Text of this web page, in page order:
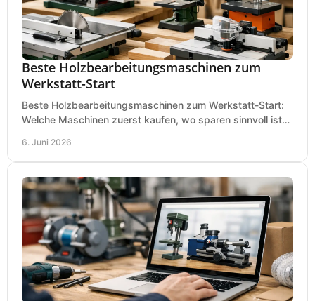
Beste Holzbearbeitungsmaschinen zum
Werkstatt-Start
Beste Holzbearbeitungsmaschinen zum Werkstatt-Start:
Welche Maschinen zuerst kaufen, wo sparen sinnvoll ist
6. Juni 2026